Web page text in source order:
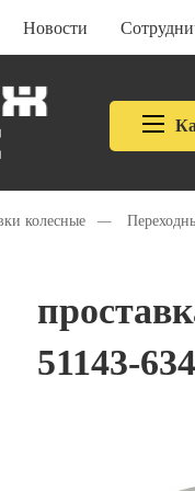
Новости
колесные —
51143-